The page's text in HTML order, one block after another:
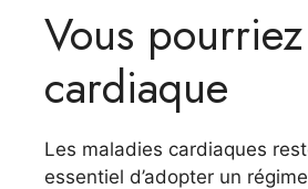
Vous
cardiaque
Les maladies cardiaques
essentiel d’adopter un